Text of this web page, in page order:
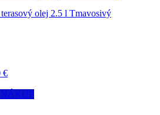
olej 2.5 l Tmavosivý
€